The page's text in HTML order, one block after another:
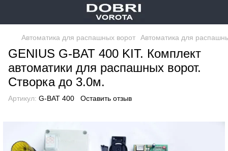
Автоматика для распашных ворот Автоматика для
GENIUS G-BAT 400 KIT. Комплект
автоматики для распашных ворот.
Створка до 3.0м.
Артикул: G-BAT 400 Оставить отзыв